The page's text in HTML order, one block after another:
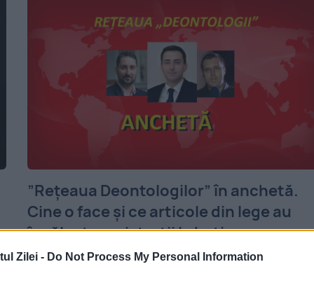
Zilei - Do Not Process My Personal Information
”Rețeaua Deontologilor” în anchetă.
Cine o face și ce articole din lege au
încălcat magistrații la beția cu
jurnaliștii